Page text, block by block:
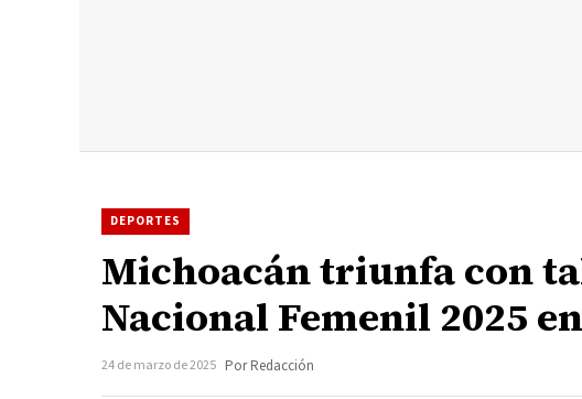
DEPORTES
Michoacán triunfa con
Nacional Femenil 2025
24 de marzo de 2025 Por Redacción